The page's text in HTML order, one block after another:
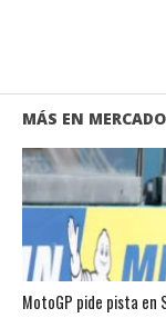
MÁS EN
MotoGP pide pista en